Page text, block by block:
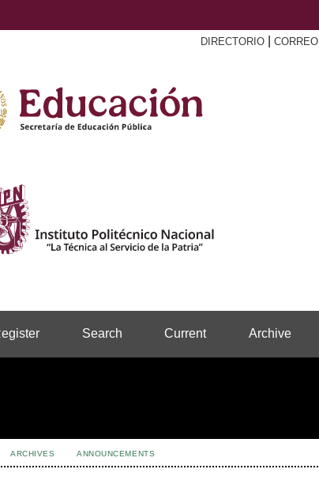
DIRECTORIO CORREO
Search Current Archive
ARCHIVES ANNOUNCEMENTS